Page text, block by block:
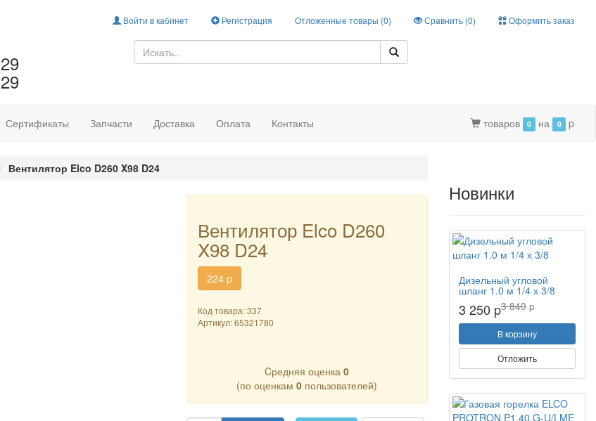
Войти в кабинет Регистрация Отложенные товары (0) Сравнить (0) Оформить заказ
Сертификаты Запчасти Доставка Оплата Контакты товаров 0 на 0 p
Вентилятор Elco D260 X98 D24
Вентилятор Elco D260
X98 D24
224 p
Код товара: 337
Артикул:65321780
Cредняя оценка0
(по оценкам0 пользователей)
Новинки
Дизельный угловой
шланг 1.0 м 1/4 х 3/8
3 250 p3 840 p
В корзину
Отложить